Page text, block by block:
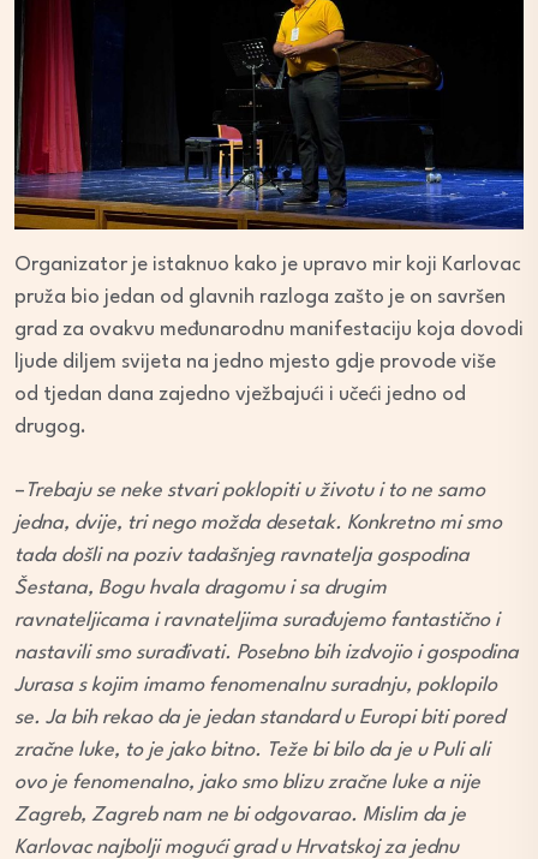
Organizator je istaknuo kako je upravo mir koji Karlovac
pruža bio jedan od glavnih razloga zašto je on savršen
grad za ovakvu međunarodnu manifestaciju koja dovodi
ljude diljem svijeta na jedno mjesto gdje provode više
od tjedan dana zajedno vježbajući i učeći jedno od
drugog.
– Trebaju se neke stvari poklopiti u životu i to ne samo
jedna, dvije, tri nego možda desetak. Konkretno mi smo
tada došli na poziv tadašnjeg ravnatelja gospodina
Šestana, Bogu hvala dragomu i sa drugim
ravnateljicama i ravnateljima surađujemo fantastično i
nastavili smo surađivati. Posebno bih izdvojio i gospodina
Jurasa s kojim imamo fenomenalnu suradnju, poklopilo
se. Ja bih rekao da je jedan standard u Europi biti pored
zračne luke, to je jako bitno. Teže bi bilo da je u Puli ali
ovo je fenomenalno, jako smo blizu zračne luke a nije
Zagreb, Zagreb nam ne bi odgovarao. Mislim da je
Karlovac najbolji mogući grad u Hrvatskoj za jednu